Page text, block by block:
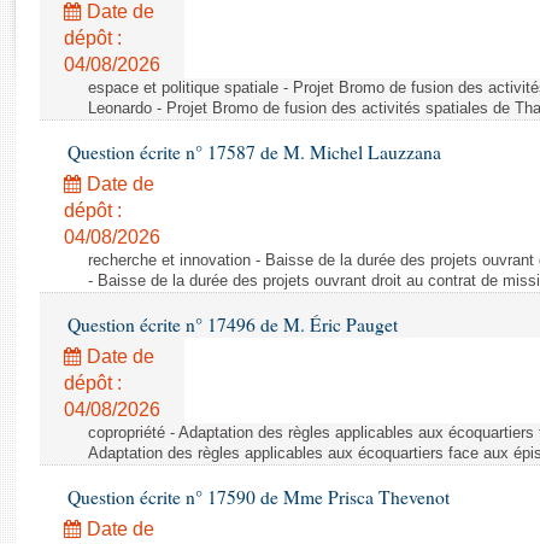
Rapports législatifs
Rapports sur l'application des lois
Baromètre de l’application des lois
Dossiers législatifs
Budget et sécurité sociale
Questions écrites et orales
Comptes rendus des débats
Date de
dépôt :
04/08/2026
espace et politique spatiale - Projet Bromo de fusion des
Leonardo - Projet Bromo de fusion des activités spatiales de
Question écrite n° 17587 de M. Michel Lauzzana
Date de
dépôt :
04/08/2026
recherche et innovation - Baisse de la durée des projets
- Baisse de la durée des projets ouvrant droit au contrat de
Question écrite n° 17496 de M. Éric Pauget
Date de
dépôt :
04/08/2026
copropriété - Adaptation des règles applicables aux
Adaptation des règles applicables aux écoquartiers face aux
Question écrite n° 17590 de Mme Prisca Thevenot
Date de